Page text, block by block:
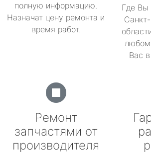
полную информацию.
Назначат цену ремонта и
время работ.
Где Вы
любом
Вас
Ремонт
запчастями от
производителя